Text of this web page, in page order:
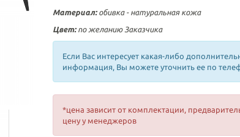
Материал: обивка - натуральная кожа
Цвет: по желанию Заказчика
Если Вас интересует какая-либо
информация, Вы можете уточнить ее по
*цена зависит от комплектации,
цену у менеджеров